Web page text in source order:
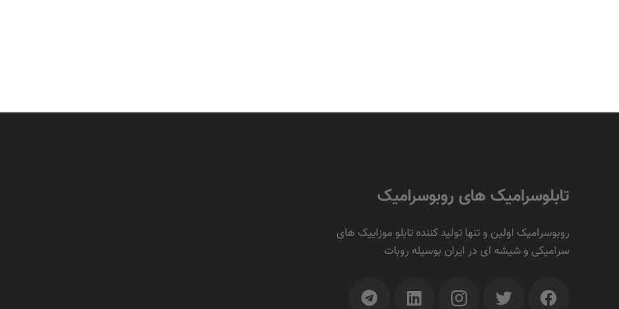
تابلوسرامیک های روبوسرامیک
روبوسرامیک اولین و تنها تولید کننده تابلو موزاییک های
سرامیکی و شیشه ای در ایران بوسیله روبات